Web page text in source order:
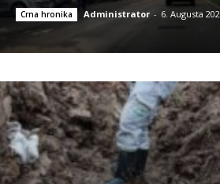
Crna hronika Administrator - 6. Augusta